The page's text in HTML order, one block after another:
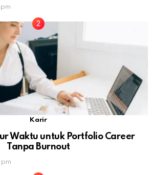
Karir
Waktu untuk Portfolio Career
Tanpa Burnout
pm